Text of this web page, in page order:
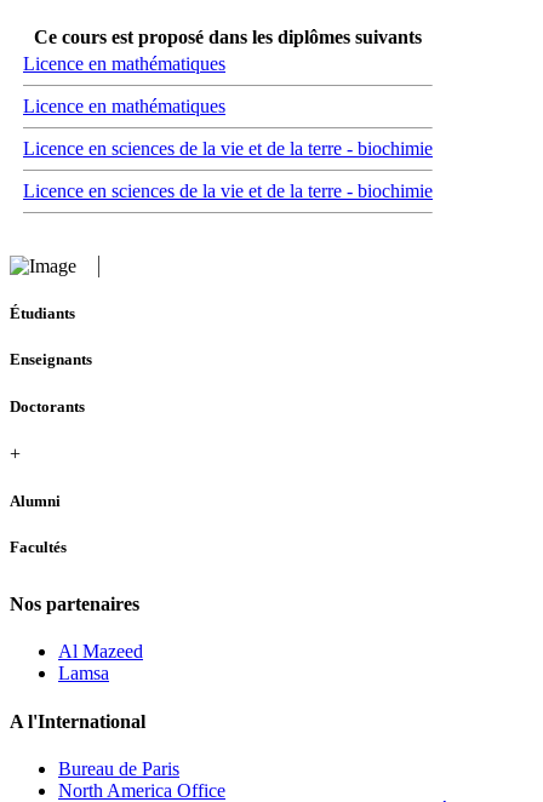
Ce cours est proposé dans les diplômes suivants
Licence en mathématiques
Licence en mathématiques
Licence en sciences de la vie et de la terre - biochimie
Licence en sciences de la vie et de la terre - biochimie
Étudiants
Enseignants
Doctorants
+
Alumni
Facultés
Nos partenaires
Al Mazeed
Lamsa
A l'International
Bureau de Paris
North America Office